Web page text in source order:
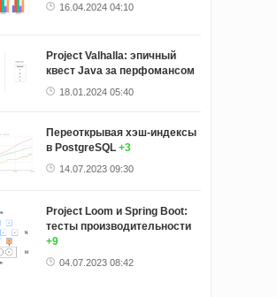
16.04.2024 04:10
Project Valhalla: эпичный
квест Java за перфомансом
18.01.2024 05:40
Переоткрывая хэш-индексы
в PostgreSQL +3
14.07.2023 09:30
Project Loom и Spring Boot:
тесты производительности
+9
04.07.2023 08:42